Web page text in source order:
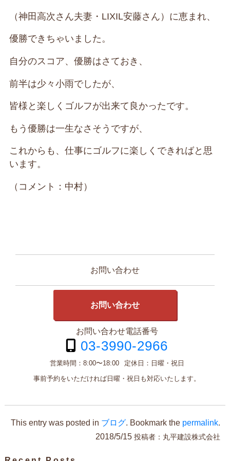
（神田高次さん夫妻・LIXIL安藤さん）に恵まれ、
優勝できちゃいました。
自分のスコア、優勝はさておき、
前半は少々小雨でしたが、
皆様と楽しくゴルフが出来て良かったです。
もう優勝は一生なさそうですが、
これからも、仕事にゴルフに楽しくできればと思
います。
（コメント：中村）
お問い合わせ
お問い合わせ
お問い合わせ電話番号
03-3990-2966
営業時間： 8:00〜18:00 定休日： 日曜・祝日
事前予約をいただければ日曜・祝日も対応いたします。
This entry was posted in ブログ. Bookmark the permalink.
2018/5/15 投稿者： 丸平建設株式会社